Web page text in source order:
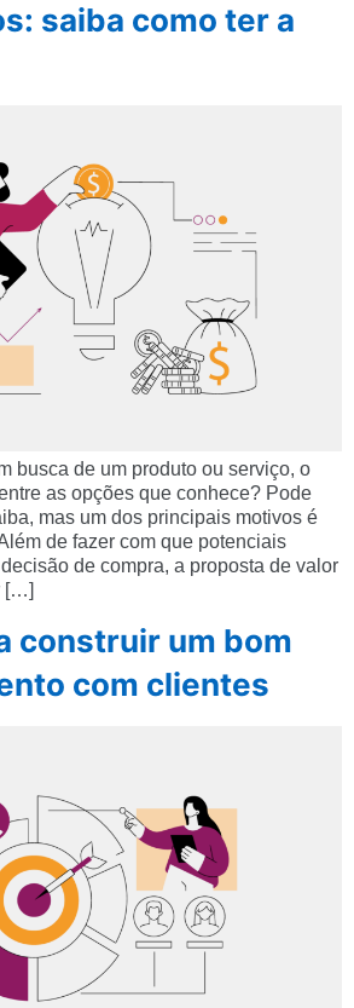
saiba como ter a
busca de um produto ou serviço, o
as opções que conhece? Pode
mas um dos principais motivos é
de fazer com que potenciais
de compra, a proposta de valor
[…]
construir um bom
com clientes